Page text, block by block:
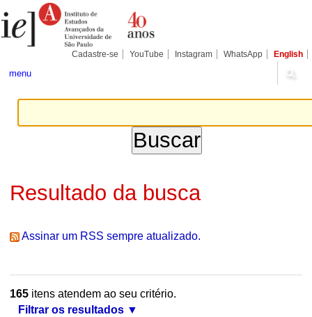
para
conteúdo.
Pessoais
Cadastre-se YouTube Instagram WhatsApp English
menu
Resultado da busca
Assinar um RSS sempre atualizado.
165itens atendem ao seu critério.
Filtrar os resultados